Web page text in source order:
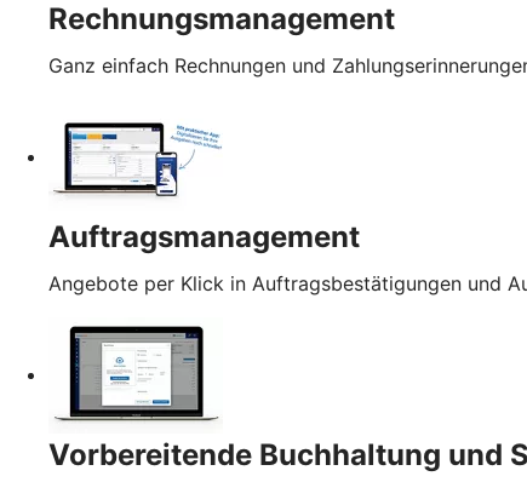
Rechnungsmanagement
Ganz einfach Rechnungen und
Auftragsmanagement
Angebote per Klick in Auftragsbestätigungen und
Vorbereitende Buchhaltung und